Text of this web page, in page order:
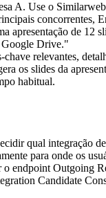
A. Use o
apresentação de
Google Drive."
relevantes,
os slides da
habitual.
qual integração
para onde os
endpoint Outgoing